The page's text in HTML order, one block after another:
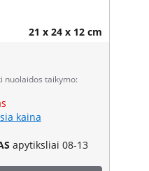
21 x 24 x 12 cm
nuolaidos taikymo:
kaina
apytiksliai 08-13